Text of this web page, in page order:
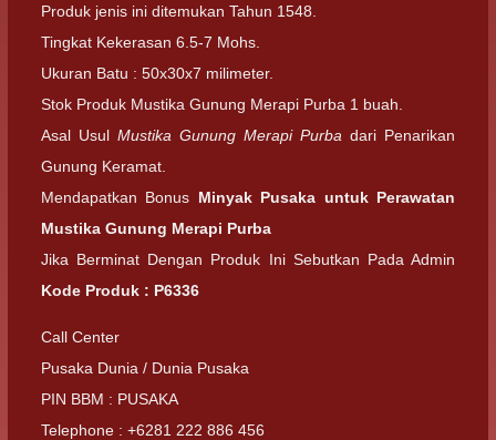
Produk jenis ini ditemukan Tahun 1548.
Tingkat Kekerasan 6.5-7 Mohs.
Ukuran Batu : 50x30x7 milimeter.
Stok Produk Mustika Gunung Merapi Purba 1 buah.
Asal Usul Mustika Gunung Merapi Purba dari Penarikan
Gunung Keramat.
Mendapatkan Bonus Minyak Pusaka untuk Perawatan
Mustika Gunung Merapi Purba
Jika Berminat Dengan Produk Ini Sebutkan Pada Admin
Kode Produk : P6336
Call Center
Pusaka Dunia / Dunia Pusaka
PIN BBM : PUSAKA
Telephone : +6281 222 886 456